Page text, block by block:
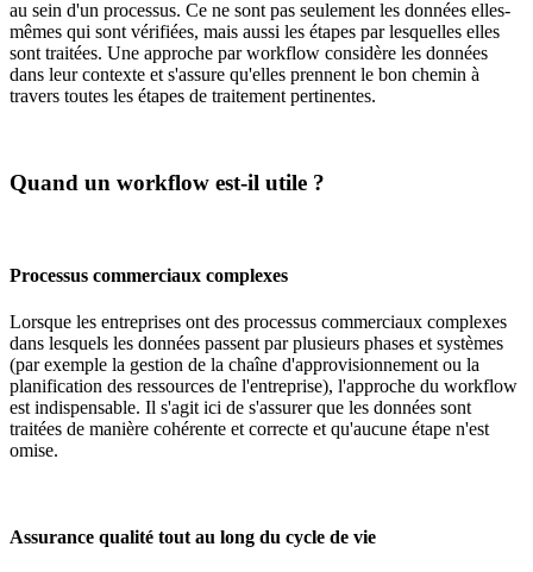
au sein d'un processus. Ce ne sont pas seulement les données elles-
mêmes qui sont vérifiées, mais aussi les étapes par lesquelles elles
sont traitées. Une approche par workflow considère les données
dans leur contexte et s'assure qu'elles prennent le bon chemin à
travers toutes les étapes de traitement pertinentes.
Quand un workflow est-il utile ?
Processus commerciaux complexes
Lorsque les entreprises ont des processus commerciaux complexes
dans lesquels les données passent par plusieurs phases et systèmes
(par exemple la gestion de la chaîne d'approvisionnement ou la
planification des ressources de l'entreprise), l'approche du workflow
est indispensable. Il s'agit ici de s'assurer que les données sont
traitées de manière cohérente et correcte et qu'aucune étape n'est
omise.
Assurance qualité tout au long du cycle de vie